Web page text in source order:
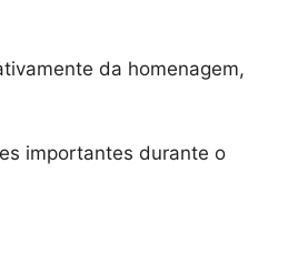
da homenagem,
importantes durante o